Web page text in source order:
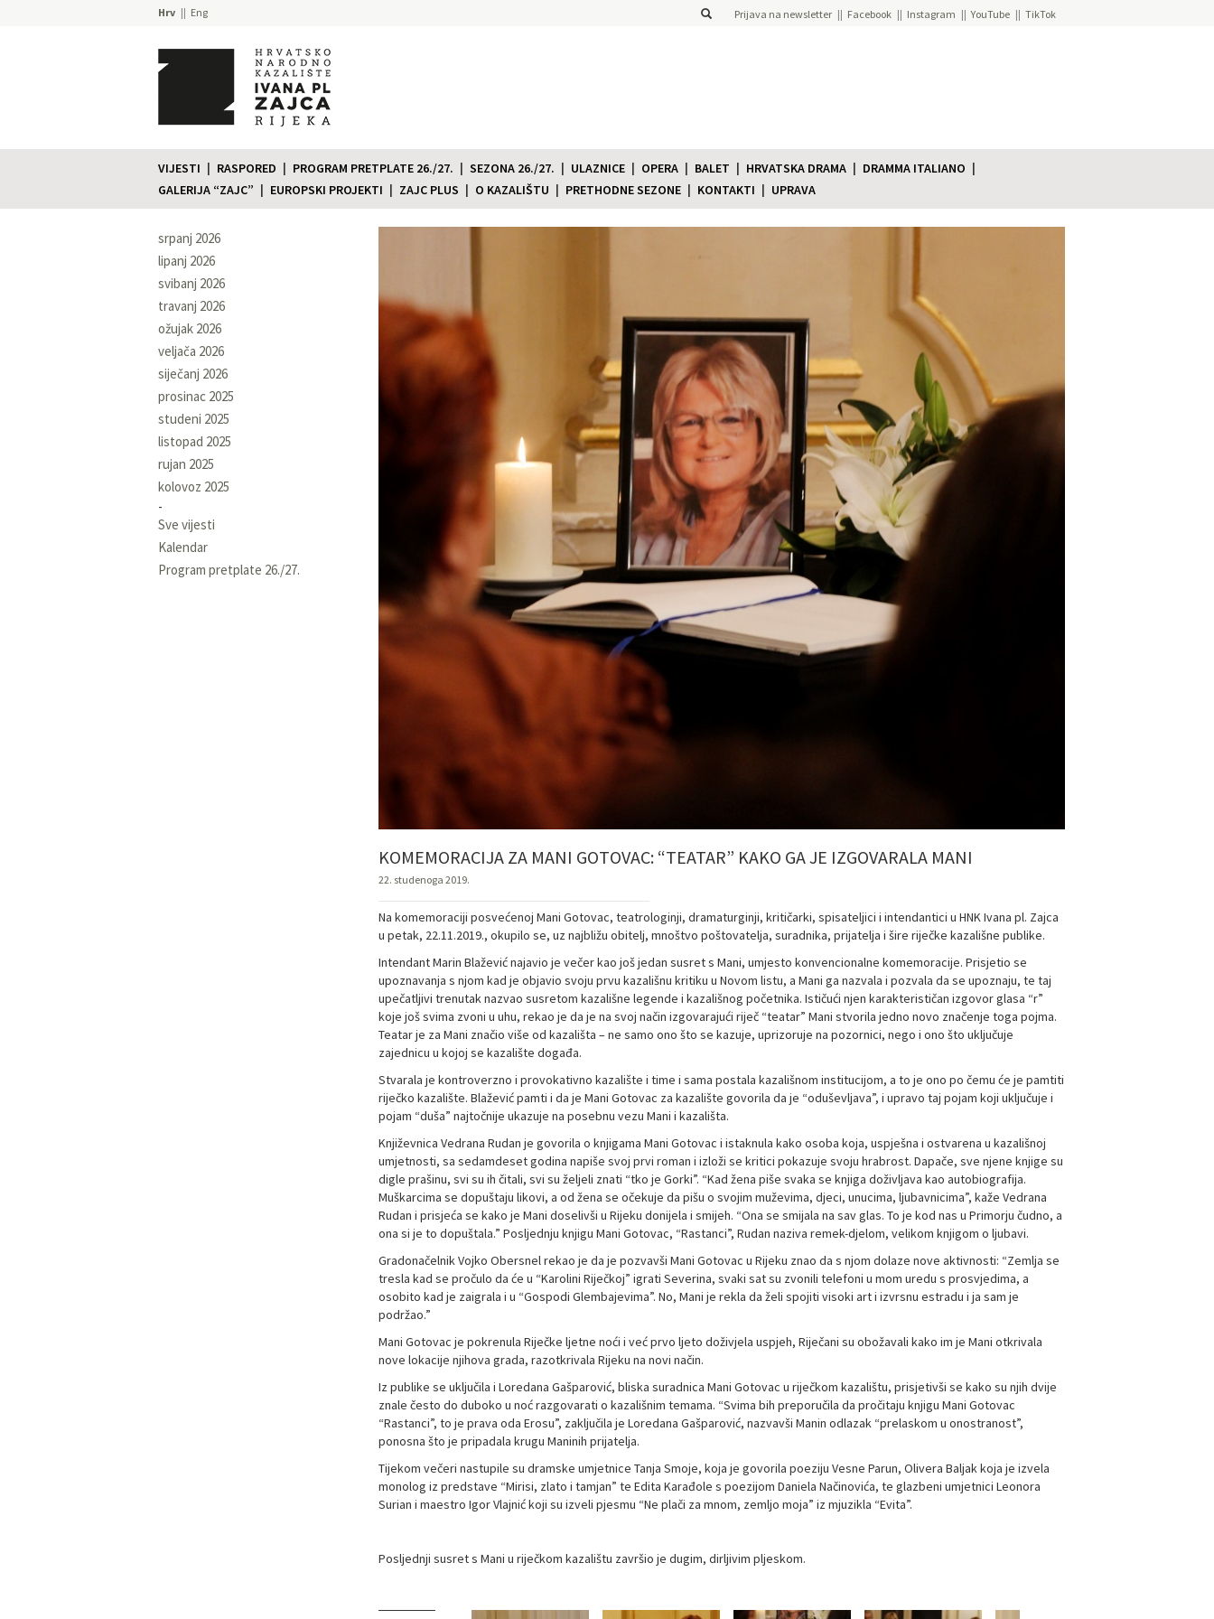
Hrv Eng Prijava na newsletter Facebook Instagram YouTube TikTok
VIJESTI RASPORED PROGRAM PRETPLATE 26./27. SEZONA 26./27. ULAZNICE OPERA BALET HRVATSKA DRAMA
DRAMMA ITALIANO
GALERIJA “ZAJC”
EUROPSKI PROJEKTI ZAJC PLUS O KAZALIŠTU PRETHODNE SEZONE KONTAKTI UPRAVA
srpanj 2026
lipanj 2026
svibanj 2026
travanj 2026
ožujak 2026
veljača 2026
siječanj 2026
prosinac 2025
studeni 2025
listopad 2025
rujan 2025
kolovoz 2025
Sve vijesti
Kalendar
Program pretplate 26./27.
KOMEMORACIJA ZA MANI GOTOVAC: “TEATAR” KAKO GA JE IZGOVARALA MANI
22. studenoga 2019.
Na komemoraciji posvećenoj Mani Gotovac, teatrologinji, dramaturginji, kritičarki, spisateljici i intendantici u HNK Ivana pl. Zajca
u petak, 22.11.2019., okupilo se, uz najbližu obitelj, mnoštvo poštovatelja, suradnika, prijatelja i šire riječke kazališne publike.
Intendant Marin Blažević najavio je večer kao još jedan susret s Mani, umjesto konvencionalne komemoracije. Prisjetio se
upoznavanja s njom kad je objavio svoju prvu kazališnu kritiku u Novom listu, a Mani ga nazvala i pozvala da se upoznaju, te taj
upečatljivi trenutak nazvao susretom kazališne legende i kazališnog početnika. Ističući njen karakterističan izgovor glasa “r”
koje još svima zvoni u uhu, rekao je da je na svoj način izgovarajući riječ “teatar” Mani stvorila jedno novo značenje toga pojma.
Teatar je za Mani značio više od kazališta – ne samo ono što se kazuje, uprizoruje na pozornici, nego i ono što uključuje
zajednicu u kojoj se kazalište događa.
Stvarala je kontroverzno i provokativno kazalište i time i sama postala kazališnom institucijom, a to je ono po čemu će je pamtiti
riječko kazalište. Blažević pamti i da je Mani Gotovac za kazalište govorila da je “oduševljava”, i upravo taj pojam koji uključuje i
pojam “duša” najtočnije ukazuje na posebnu vezu Mani i kazališta.
Književnica Vedrana Rudan je govorila o knjigama Mani Gotovac i istaknula kako osoba koja, uspješna i ostvarena u kazališnoj
umjetnosti, sa sedamdeset godina napiše svoj prvi roman i izloži se kritici pokazuje svoju hrabrost. Dapače, sve njene knjige su
digle prašinu, svi su ih čitali, svi su željeli znati “tko je Gorki”. “Kad žena piše svaka se knjiga doživljava kao autobiografija.
Muškarcima se dopuštaju likovi, a od žena se očekuje da pišu o svojim muževima, djeci, unucima, ljubavnicima”, kaže Vedrana
Rudan i prisjeća se kako je Mani doselivši u Rijeku donijela i smijeh. “Ona se smijala na sav glas. To je kod nas u Primorju čudno, a
ona si je to dopuštala.” Posljednju knjigu Mani Gotovac, “Rastanci”, Rudan naziva remek-djelom, velikom knjigom o ljubavi.
Gradonačelnik Vojko Obersnel rekao je da je pozvavši Mani Gotovac u Rijeku znao da s njom dolaze nove aktivnosti: “Zemlja se
tresla kad se pročulo da će u “Karolini Riječkoj” igrati Severina, svaki sat su zvonili telefoni u mom uredu s prosvjedima, a
osobito kad je zaigrala i u “Gospodi Glembajevima”. No, Mani je rekla da želi spojiti visoki art i izvrsnu estradu i ja sam je
podržao.”
Mani Gotovac je pokrenula Riječke ljetne noći i već prvo ljeto doživjela uspjeh, Riječani su obožavali kako im je Mani otkrivala
nove lokacije njihova grada, razotkrivala Rijeku na novi način.
Iz publike se uključila i Loredana Gašparović, bliska suradnica Mani Gotovac u riječkom kazalištu, prisjetivši se kako su njih dvije
znale često do duboko u noć razgovarati o kazališnim temama. “Svima bih preporučila da pročitaju knjigu Mani Gotovac
“Rastanci”, to je prava oda Erosu”, zaključila je Loredana Gašparović, nazvavši Manin odlazak “prelaskom u onostranost”,
ponosna što je pripadala krugu Maninih prijatelja.
Tijekom večeri nastupile su dramske umjetnice Tanja Smoje, koja je govorila poeziju Vesne Parun, Olivera Baljak koja je izvela
monolog iz predstave “Mirisi, zlato i tamjan” te Edita Karađole s poezijom Daniela Načinovića, te glazbeni umjetnici Leonora
Surian i maestro Igor Vlajnić koji su izveli pjesmu “Ne plači za mnom, zemljo moja” iz mjuzikla “Evita”.
Posljednji susret s Mani u riječkom kazalištu završio je dugim, dirljivim pljeskom.